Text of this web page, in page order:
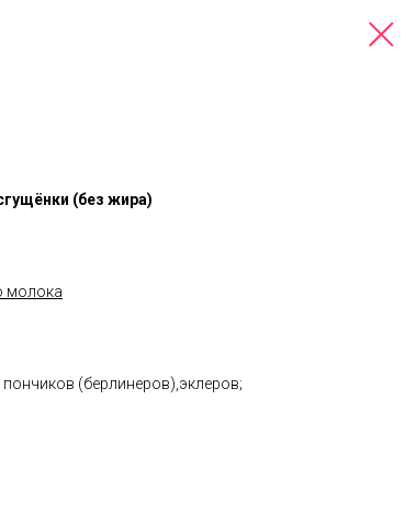
(без жира)
молока
(берлинеров),эклеров;